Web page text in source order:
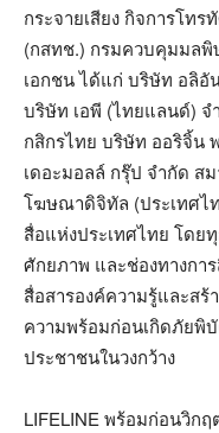
กระจายเสียง กิจการโท
(กสทช.) กรมควบคุมมลพิ
เอกชน ได้แก่ บริษัท อลิ
บริษัท เอพี (ไทยแลนด์)
กสิกรไทย บริษัท ออริจิ้น
เดอะมอลล์ กรุ๊ป จำกัด ส
โฆษณาดิจิทัล (ประเทศไ
สื่อแห่งประเทศไทย โดย
ศักยภาพ และช่องทางกา
สื่อสารองค์ความรู้และสร้
ความพร้อมก่อนเกิดภัยพิ
ประชาชนในวงกว้าง
LIFELINE พร้อมก่อนวิกฤ